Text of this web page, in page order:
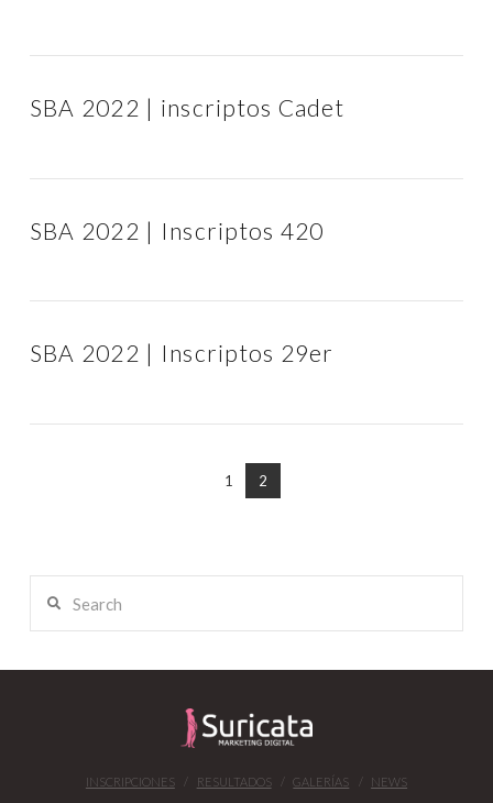
SBA 2022 | inscriptos Cadet
SBA 2022 | Inscriptos 420
SBA 2022 | Inscriptos 29er
1 2
INSCRIPCIONES RESULTADOS GALERÍAS NEWS